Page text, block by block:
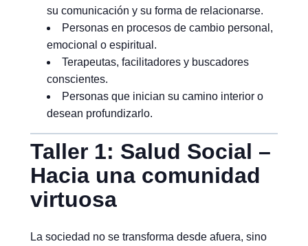
su comunicación y su forma de relacionarse.
Personas en procesos de cambio personal,
emocional o espiritual.
Terapeutas, facilitadores y buscadores
conscientes.
Personas que inician su camino interior o
desean profundizarlo.
Taller 1: Salud Social –
Hacia una comunidad
virtuosa
La sociedad no se transforma desde afuera, sino